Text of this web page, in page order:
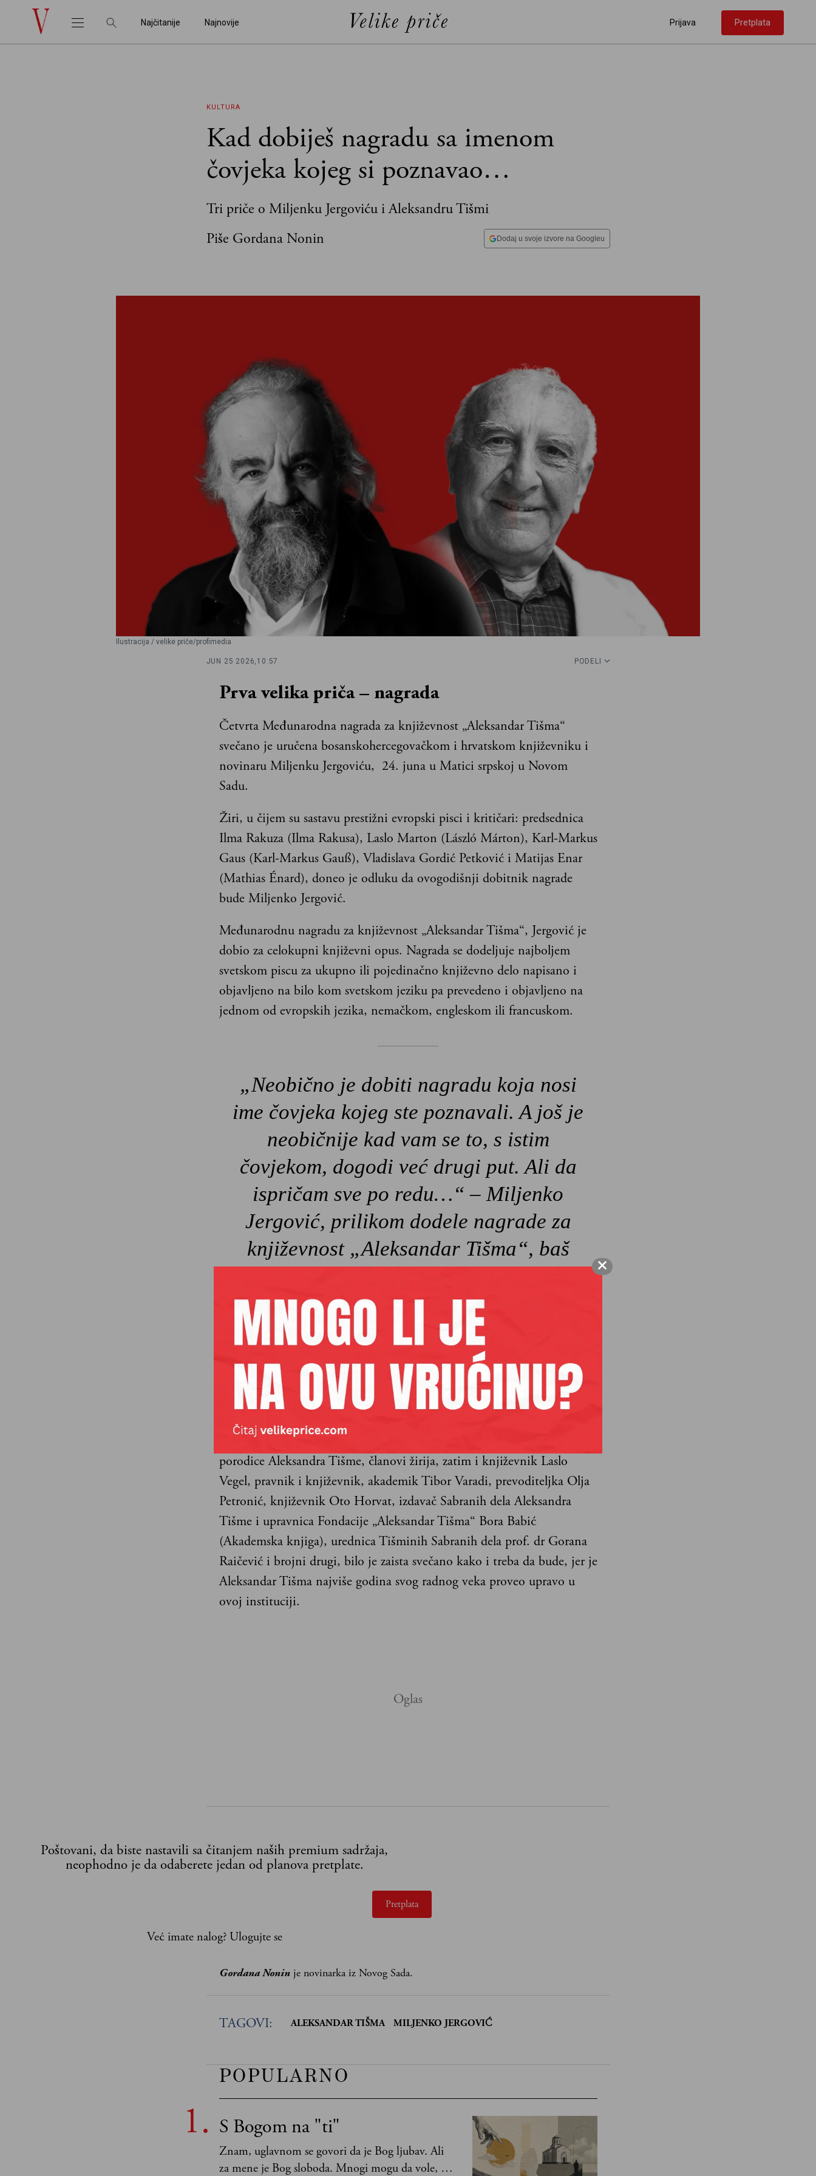
Najčitanije Najnovije Prijava Pretplata
KULTURA
Kad dobiješ nagradu sa imenom
čovjeka kojeg si poznavao…
Tri priče o Miljenku Jergoviću i Aleksandru Tišmi
Piše Gordana Nonin
Dodaj u svoje izvore na Googleu
Ilustracija / velike priče/profimedia
JUN 25 2026, 10:57 PODELI
Prva velika priča – nagrada
Četvrta Međunarodna nagrada za književnost „Aleksandar Tišma“
svečano je uručena bosanskohercegovačkom i hrvatskom književniku i
novinaru Miljenku Jergoviću, 24. juna u Matici srpskoj u Novom
Sadu.
Žiri, u čijem su sastavu prestižni evropski pisci i kritičari: predsednica
Ilma Rakuza (Ilma Rakusa), Laslo Marton (László Márton), Karl-Markus
Gaus (Karl-Markus Gauß), Vladislava Gordić Petković i Matijas Enar
(Mathias Énard), doneo je odluku da ovogodišnji dobitnik nagrade
bude Miljenko Jergović.
Međunarodnu nagradu za književnost „Aleksandar Tišma“, Jergović je
dobio za celokupni književni opus. Nagrada se dodeljuje najboljem
svetskom piscu za ukupno ili pojedinačno književno delo napisano i
objavljeno na bilo kom svetskom jeziku pa prevedeno i objavljeno na
jednom od evropskih jezika, nemačkom, engleskom ili francuskom.
„Neobično je dobiti nagradu koja nosi
ime čovjeka kojeg ste poznavali. A još je
neobičnije kad vam se to, s istim
čovjekom, dogodi već drugi put. Ali da
ispričam sve po redu…“ – Miljenko
Jergović, prilikom dodele nagrade za
književnost „Aleksandar Tišma“, baš
Kako su dosadašnji dobitnici Laslo Darvaši (Mađarska), David Albahari
(Srbija) i Sesil Vajsbrot (Francuska), nagradu dobili za pojedinačne
romane, Miljenko Jergović je prvi književnik koji ju je dobio za
celokupno stvaralaštvo.
U Svečanoj sali Matice srpske, u kojoj su, između ostalih, bili i članovi
porodice Aleksandra Tišme, članovi žirija, zatim i književnik Laslo
Vegel, pravnik i književnik, akademik Tibor Varadi, prevoditeljka Olja
Petronić, književnik Oto Horvat, izdavač Sabranih dela Aleksandra
Tišme i upravnica Fondacije „Aleksandar Tišma“ Bora Babić
(Akademska knjiga), urednica Tišminih Sabranih dela prof. dr Gorana
Raičević i brojni drugi, bilo je zaista svečano kako i treba da bude, jer je
Aleksandar Tišma najviše godina svog radnog veka proveo upravo u
ovoj instituciji.
Poštovani, da biste nastavili sa čitanjem naših premium sadržaja,
neophodno je da odaberete jedan od planova pretplate.
Pretplata
Već imate nalog? Ulogujte se
Gordana Noninje novinarka iz Novog Sada.
TAGOVI: ALEKSANDAR TIŠMA MILJENKO JERGOVIĆ
POPULARNO
S Bogom na "ti"
Znam, uglavnom se govori da je Bog ljubav. Ali
za mene je Bog sloboda. Mnogi mogu da vole, a